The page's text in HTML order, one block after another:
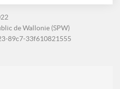
de Wallonie (SPW)
89c7-33f610821555